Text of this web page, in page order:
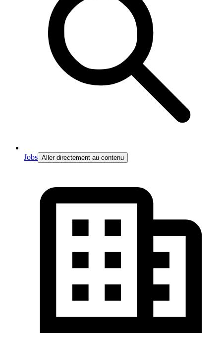
Jobs Aller directement au contenu